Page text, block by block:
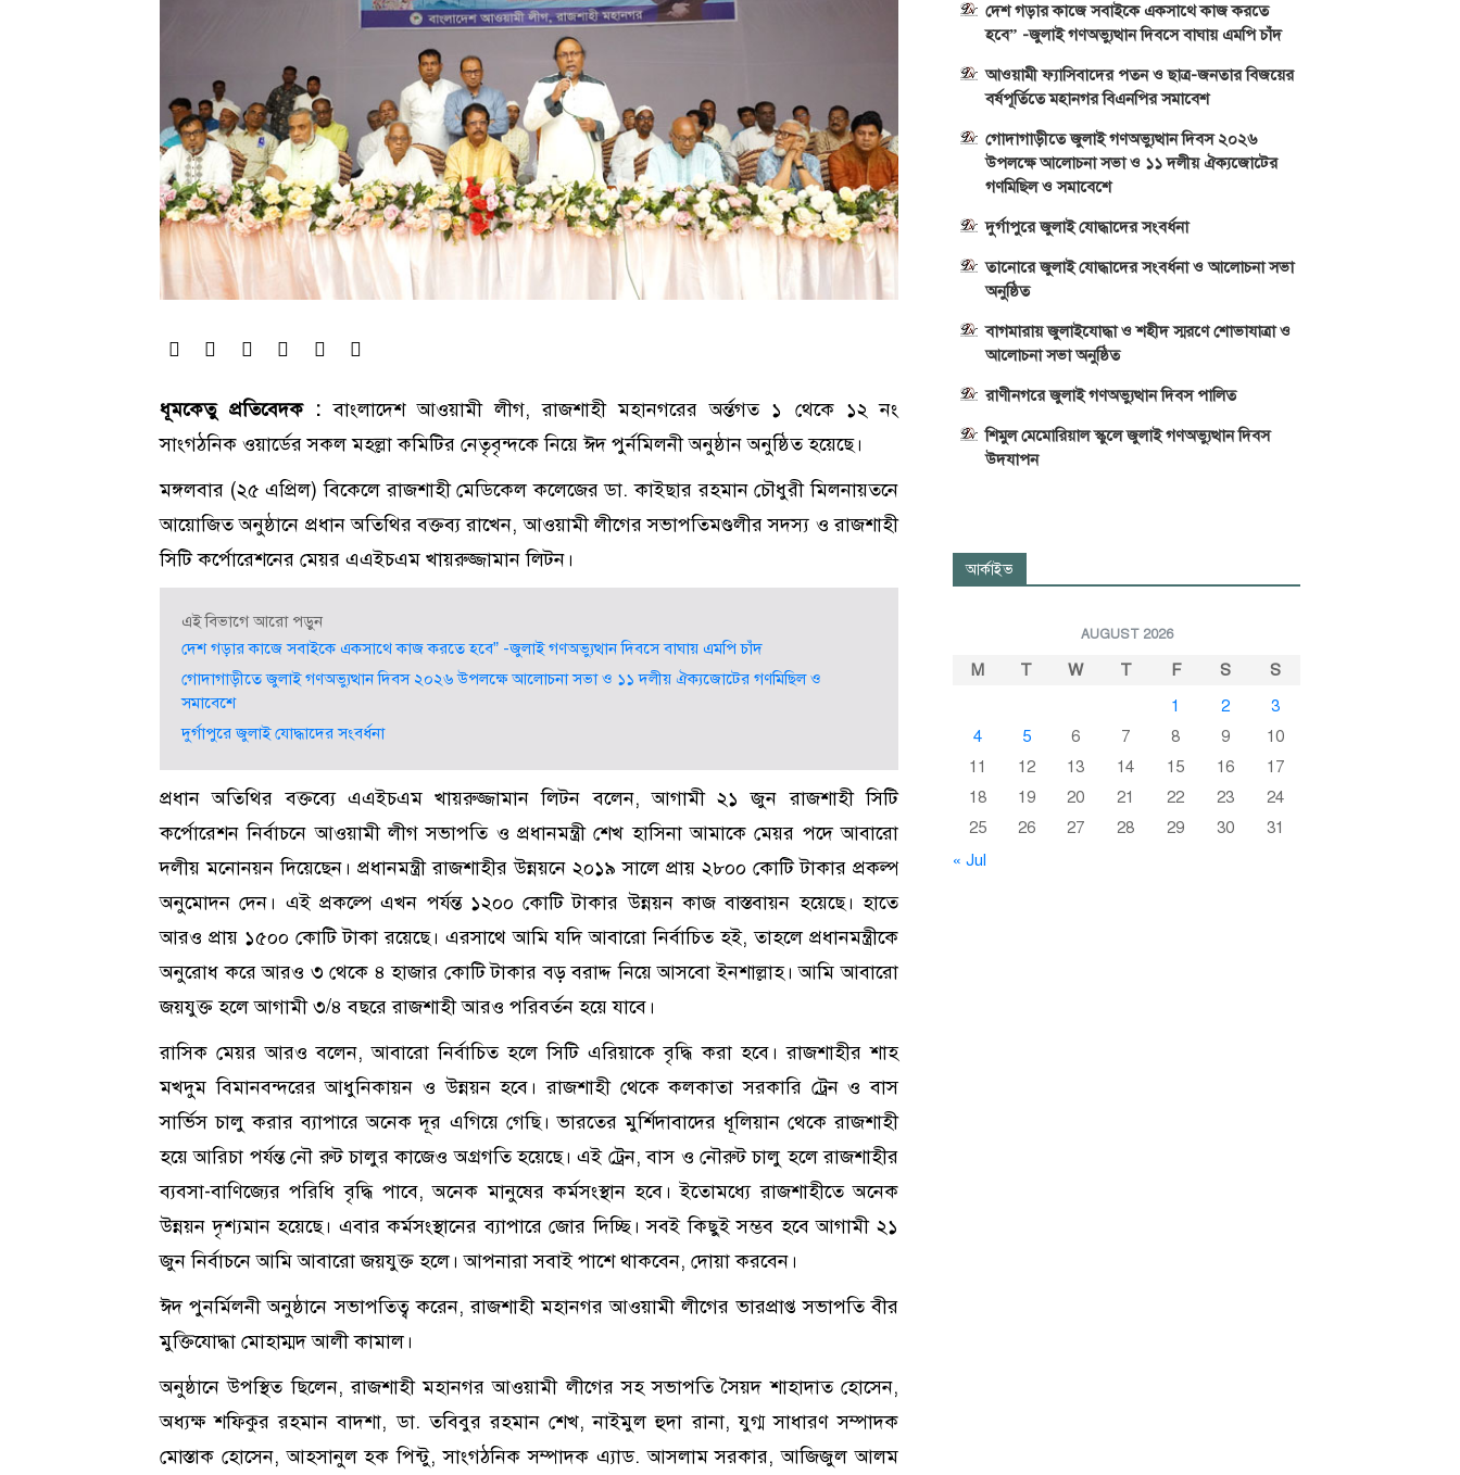
ধূমকেতু প্রতিবেদক :বাংলাদেশ আওয়ামী লীগ, রাজশাহী মহানগরের অর্ন্তগত ১ থেকে ১২ নং
সাংগঠনিক ওয়ার্ডের সকল মহল্লা কমিটির নেতৃবৃন্দকে নিয়ে ঈদ পুর্নমিলনী অনুষ্ঠান অনুষ্ঠিত হয়েছে।
মঙ্গলবার (২৫ এপ্রিল) বিকেলে রাজশাহী মেডিকেল কলেজের ডা. কাইছার রহমান চৌধুরী মিলনায়তনে
আয়োজিত অনুষ্ঠানে প্রধান অতিথির বক্তব্য রাখেন, আওয়ামী লীগের সভাপতিমণ্ডলীর সদস্য ও রাজশাহী
সিটি কর্পোরেশনের মেয়র এএইচএম খায়রুজ্জামান লিটন।
এই বিভাগে আরো পড়ুন
দেশ গড়ার কাজে সবাইকে একসাথে কাজ করতে হবে” -জুলাই গণঅভ্যুত্থান দিবসে বাঘায় এমপি চাঁদ
গোদাগাড়ীতে জুলাই গণঅভ্যুত্থান দিবস ২০২৬ উপলক্ষে আলোচনা সভা ও ১১ দলীয় ঐক্যজোটের গণমিছিল ও
সমাবেশে
দুর্গাপুরে জুলাই যোদ্ধাদের সংবর্ধনা
প্রধান অতিথির বক্তব্যে এএইচএম খায়রুজ্জামান লিটন বলেন, আগামী ২১ জুন রাজশাহী সিটি
কর্পোরেশন নির্বাচনে আওয়ামী লীগ সভাপতি ও প্রধানমন্ত্রী শেখ হাসিনা আমাকে মেয়র পদে আবারো
দলীয় মনোনয়ন দিয়েছেন। প্রধানমন্ত্রী রাজশাহীর উন্নয়নে ২০১৯ সালে প্রায় ২৮০০ কোটি টাকার প্রকল্প
অনুমোদন দেন। এই প্রকল্পে এখন পর্যন্ত ১২০০ কোটি টাকার উন্নয়ন কাজ বাস্তবায়ন হয়েছে। হাতে
আরও প্রায় ১৫০০ কোটি টাকা রয়েছে। এরসাথে আমি যদি আবারো নির্বাচিত হই, তাহলে প্রধানমন্ত্রীকে
অনুরোধ করে আরও ৩ থেকে ৪ হাজার কোটি টাকার বড় বরাদ্দ নিয়ে আসবো ইনশাল্লাহ। আমি আবারো
জয়যুক্ত হলে আগামী ৩/৪ বছরে রাজশাহী আরও পরিবর্তন হয়ে যাবে।
রাসিক মেয়র আরও বলেন, আবারো নির্বাচিত হলে সিটি এরিয়াকে বৃদ্ধি করা হবে। রাজশাহীর শাহ
মখদুম বিমানবন্দরের আধুনিকায়ন ও উন্নয়ন হবে। রাজশাহী থেকে কলকাতা সরকারি ট্রেন ও বাস
সার্ভিস চালু করার ব্যাপারে অনেক দূর এগিয়ে গেছি। ভারতের মুর্শিদাবাদের ধূলিয়ান থেকে রাজশাহী
হয়ে আরিচা পর্যন্ত নৌ রুট চালুর কাজেও অগ্রগতি হয়েছে। এই ট্রেন, বাস ও নৌরুট চালু হলে রাজশাহীর
ব্যবসা-বাণিজ্যের পরিধি বৃদ্ধি পাবে, অনেক মানুষের কর্মসংস্থান হবে। ইতোমধ্যে রাজশাহীতে অনেক
উন্নয়ন দৃশ্যমান হয়েছে। এবার কর্মসংস্থানের ব্যাপারে জোর দিচ্ছি। সবই কিছুই সম্ভব হবে আগামী ২১
জুন নির্বাচনে আমি আবারো জয়যুক্ত হলে। আপনারা সবাই পাশে থাকবেন, দোয়া করবেন।
ঈদ পুনর্মিলনী অনুষ্ঠানে সভাপতিত্ব করেন, রাজশাহী মহানগর আওয়ামী লীগের ভারপ্রাপ্ত সভাপতি বীর
মুক্তিযোদ্ধা মোহাম্মদ আলী কামাল।
অনুষ্ঠানে উপস্থিত ছিলেন, রাজশাহী মহানগর আওয়ামী লীগের সহ সভাপতি সৈয়দ শাহাদাত হোসেন,
অধ্যক্ষ শফিকুর রহমান বাদশা, ডা. তবিবুর রহমান শেখ, নাইমুল হুদা রানা, যুগ্ম সাধারণ সম্পাদক
মোস্তাক হোসেন, আহসানুল হক পিন্টু, সাংগঠনিক সম্পাদক এ্যাড. আসলাম সরকার, আজিজুল আলম
দেশ গড়ার কাজে সবাইকে একসাথে কাজ করতে
হবে” -জুলাই গণঅভ্যুত্থান দিবসে বাঘায় এমপি চাঁদ
আওয়ামী ফ্যাসিবাদের পতন ও ছাত্র-জনতার বিজয়ের
বর্ষপূর্তিতে মহানগর বিএনপির সমাবেশ
গোদাগাড়ীতে জুলাই গণঅভ্যুত্থান দিবস ২০২৬
উপলক্ষে আলোচনা সভা ও ১১ দলীয় ঐক্যজোটের
গণমিছিল ও সমাবেশে
দুর্গাপুরে জুলাই যোদ্ধাদের সংবর্ধনা
তানোরে জুলাই যোদ্ধাদের সংবর্ধনা ও আলোচনা সভা
অনুষ্ঠিত
বাগমারায় জুলাইযোদ্ধা ও শহীদ স্মরণে শোভাযাত্রা ও
আলোচনা সভা অনুষ্ঠিত
রাণীনগরে জুলাই গণঅভ্যুত্থান দিবস পালিত
শিমুল মেমোরিয়াল স্কুলে জুলাই গণঅভ্যুত্থান দিবস
উদযাপন
আর্কাইভ
AUGUST 2026
M T W T F S
S
1
2
3
4
5 6 7 8 9
10
11
12 13 14 15 16
17
18
19 20 21 22 23
24
25
26 27 28 29 30
31
« Jul